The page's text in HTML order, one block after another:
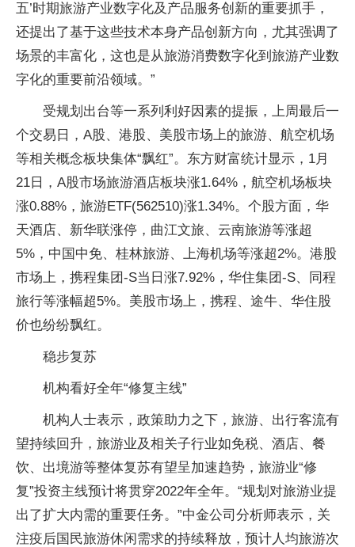
五’时期旅游产业数字化及产品服务创新的重要抓手，
还提出了基于这些技术本身产品创新方向，尤其强调了
场景的丰富化，这也是从旅游消费数字化到旅游产业数
字化的重要前沿领域。”
受规划出台等一系列利好因素的提振，上周最后一
个交易日，A股、港股、美股市场上的旅游、航空机场
等相关概念板块集体“飘红”。东方财富统计显示，1月
21日，A股市场旅游酒店板块涨1.64%，航空机场板块
涨0.88%，旅游ETF(562510)涨1.34%。个股方面，华
天酒店、新华联涨停，曲江文旅、云南旅游等涨超
5%，中国中免、桂林旅游、上海机场等涨超2%。港股
市场上，携程集团-S当日涨7.92%，华住集团-S、同程
旅行等涨幅超5%。美股市场上，携程、途牛、华住股
价也纷纷飘红。
稳步复苏
机构看好全年“修复主线”
机构人士表示，政策助力之下，旅游、出行客流有
望持续回升，旅游业及相关子行业如免税、酒店、餐
饮、出境游等整体复苏有望呈加速趋势，旅游业“修
复”投资主线预计将贯穿2022年全年。“规划对旅游业提
出了扩大内需的重要任务。”中金公司分析师表示，关
注疫后国民旅游休闲需求的持续释放，预计人均旅游次